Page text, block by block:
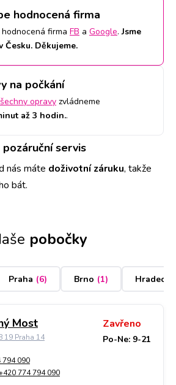
hodnocená firma
firma FB a Google.Jsme
Česku. Děkujeme.
na počkání
opravy zvládneme
až 3 hodin..
pozáruční servis
nás máte doživotní záruku, takže
bát.
pobočky
Praha (6) Brno (1) Hradec
Most
19 Praha 14
Zavřeno
Po-Ne: 9-21
794 090
774 794 090